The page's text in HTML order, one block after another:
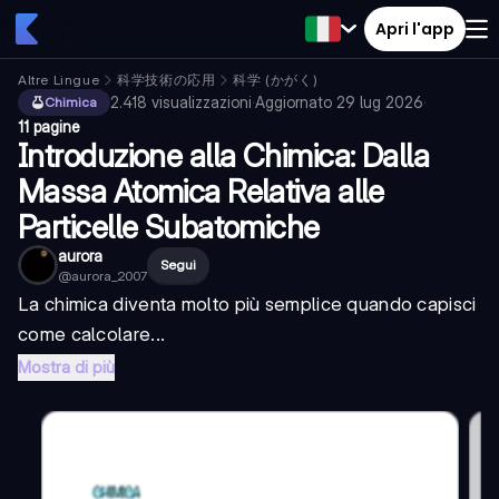
Apri l'app
Altre Lingue 科学技術の応用
科学 (かがく)
Chimica
2.418 visualizzazioni·Aggiornato 29 lug 2026·
11 pagine
Introduzione alla Chimica: Dalla
Massa Atomica Relativa alle
Particelle Subatomiche
aurora
@aurora_2007
Segui
La chimica diventa molto più semplice quando capisci
come calcolare...
Mostra di più